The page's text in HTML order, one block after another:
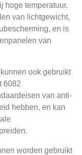
hoge temperatuur.
van lichtgewicht,
en is
van
ook gebruikt
6082
van anti-
hebben, en kan
worden gebruikt